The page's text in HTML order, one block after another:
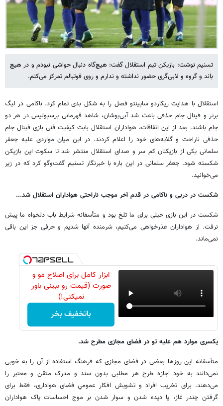
تسنیم نوشت: بازیکن تیم استقلال گفت: هیچ‌گاه دنبال حواشی نبودم و در هیچ
باند و گروه و لابی‌گری حضور نداشته و ندارم و روی فوتبالم تمرکز می‌کنم.
استقلال با هدایت ریکاردو ساپینتو فصل را به شکل بدی تمام کرد. ناکامی در لیگ
برتر و فینال جام حذفی باعث شد آبی‌پوشان، شاهد قهرمانی پرسپولیس در هر دو
جام باشند. بعد از این اتفاقات، هواداران استقلال بابت کیفیت فنی بازی فینال جام
حذفی ناراحت و گلایه‌های خود را اعلام کردند. در این میان مواردی علیه جعفر
سلمانی یکی از بازیکنان کم سر و صدای استقلال منتشر شد تا سکوت این بازیکن
شکسته شود. جعفر سلمانی در این باره با خبرنگار تسنیم گفت‌وگو کرد که در زیر
می‌خوانید.
شکست در دربی و ناکامی در قدم آخر موجب ناراحتی هواداران استقلال شد...
شکست در این بازی خیلی برای ما تلخ بود و متأسفانه شرایط باب دلخواه ما پیش
نرفت. از هواداران عذرخواهی می‌کنیم، شرمنده آنها شدیم و حرفی جز این باقی
نمی‌ماند.
ابزار کامل برای اصلاح مو و
صورت (قیمت رو ببینی باور
نمیکنی!)
باتخفیف بخر
یکسری موارد هم علیه تو در فضای مجازی مطرح شد.
متأسفانه این روزها بعضی در فضای مجازی که فرهنگ استفاده از آن را به خوبی
نمی‌دانند به خود اجازه طرح هر مطلبی بدون سند و مدرک متقن و معتبر را
می‌دهند. برای تخریب افراد و تشویش افکار عمومیِ فضای هواداری، فقط برای
گرفتن چندر غاز، یا دیده شدن و سوار شدن بر موج احساسات پاک هواداران